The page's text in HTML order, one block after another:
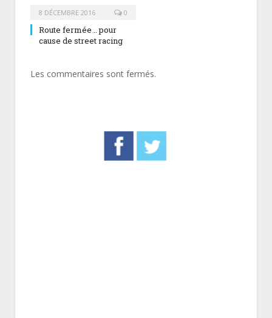
8 DÉCEMBRE 2016 0
Route fermée .. pour
cause de street racing
Les commentaires sont fermés.